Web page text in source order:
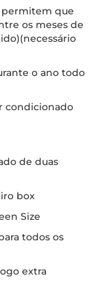
permitem que
os meses de
o ano todo
condicionado
de duas
box
Size
todos os
extra